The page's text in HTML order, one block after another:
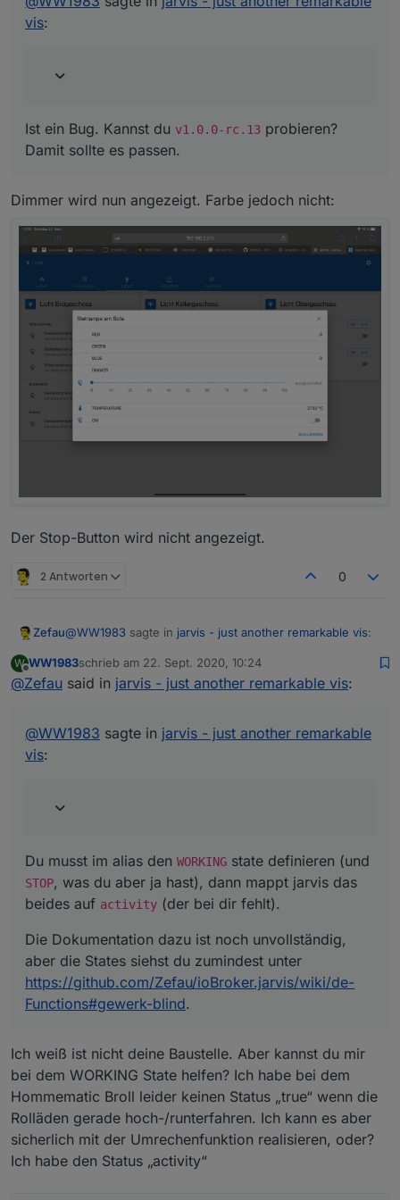
ues?
"ROADMAP+v1.1.0"
vis:
Ist ein Bug. Kannst du v1.0.0-rc.13 probieren?
Damit sollte es passen.
Dimmer wird nun angezeigt. Farbe jedoch nicht:
Der Stop-Button wird nicht angezeigt.
2 Antworten 0
Zefau@WW1983 sagte in jarvis - just another remarkable vis:
Das ist die hmip-broll Version
Du musst im alias den WORKING
state definieren (und
STOP, was du aber ja hast), dann mappt jarvis das
W
Offline
WW1983schrieb am 22. Sept. 2020, 10:24
zuletzt editiert von
@Zefau said in jarvis - just another remarkable vis:
@WW1983 sagte in jarvis - just another remarkable
vis:
Du musst im alias den WORKING state definieren (und
STOP, was du aber ja hast), dann mappt jarvis das
beides auf activity (der bei dir fehlt).
Die Dokumentation dazu ist noch unvollständig,
aber die States siehst du zumindest unter
https://github.com/Zefau/ioBroker.jarvis/wiki/de-
Functions#gewerk-blind.
Ich weiß ist nicht deine Baustelle. Aber kannst du mir
bei dem WORKING State helfen? Ich habe bei dem
Hommematic Broll leider keinen Status „true“ wenn die
Rolläden gerade hoch-/runterfahren. Ich kann es aber
sicherlich mit der Umrechenfunktion realisieren, oder?
Ich habe den Status „activity“